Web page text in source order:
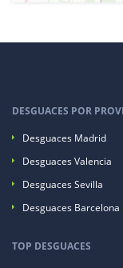
DESGUACES POR
Desguaces Madrid
Desguaces Valencia
Desguaces Sevilla
Desguaces Barcelona
TOP DESGUACES